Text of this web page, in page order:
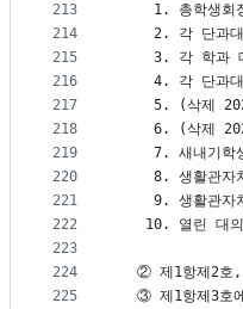
213
214
215
216
217
218
219
220
221
222
223
224
225
1. 총학생회
2. 각 단과
3. 각 학과
4. 각 단과
5. (삭제
6. (삭제
7. 새내기학
8. 생활관자
9. 생활관자
10. 열린 대
② 제1항제2호,
③ 제1항제3호